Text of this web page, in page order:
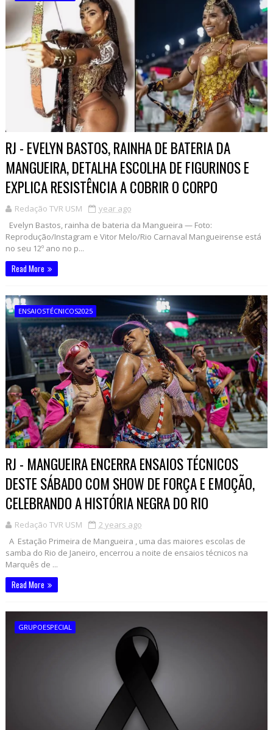
RJ - EVELYN BASTOS, RAINHA DE BATERIA DA
MANGUEIRA, DETALHA ESCOLHA DE FIGURINOS E
EXPLICA RESISTÊNCIA A COBRIR O CORPO
Redação TVR USM
year ago
Evelyn Bastos, rainha de bateria da Mangueira — Foto:
Reprodução/Instagram e Vitor Melo/Rio Carnaval Mangueirense está
no seu 12º ano no p...
Read More
ENSAIOSTÉCNICOS2025
RJ - MANGUEIRA ENCERRA ENSAIOS TÉCNICOS
DESTE SÁBADO COM SHOW DE FORÇA E EMOÇÃO,
CELEBRANDO A HISTÓRIA NEGRA DO RIO
Redação TVR USM
2 years ago
A Estação Primeira de Mangueira , uma das maiores escolas de
samba do Rio de Janeiro, encerrou a noite de ensaios técnicos na
Marquês de ...
Read More
GRUPOESPECIAL